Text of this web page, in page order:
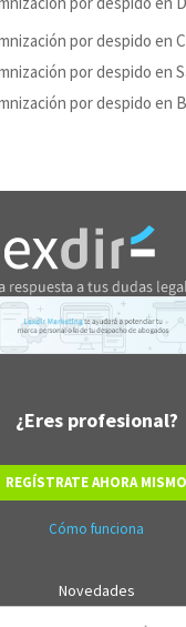
por despido en
por despido en
por despido en
¿Eres profesional?
REGÍSTRATE AHORA MISMO
Cómo funciona
Novedades